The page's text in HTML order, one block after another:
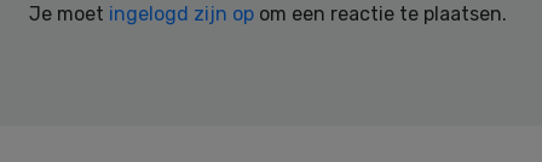
Je moet ingelogd zijn op om een reactie te plaatsen.